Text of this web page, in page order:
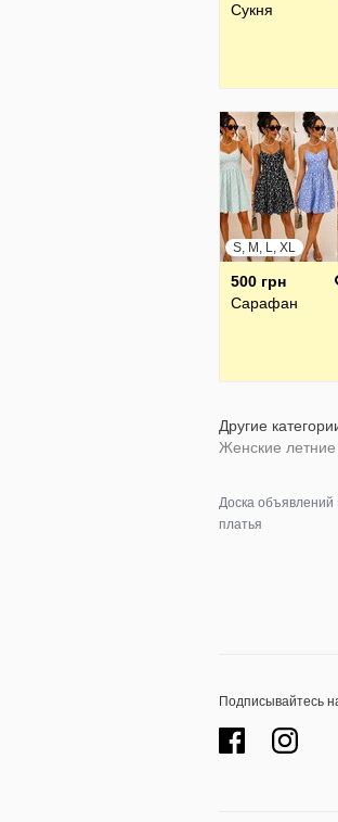
Сукня
S, M, L, XL
500 грн
Сарафан
Другие
Женские летние
Доска объявлений
платья
Подписывайтесь